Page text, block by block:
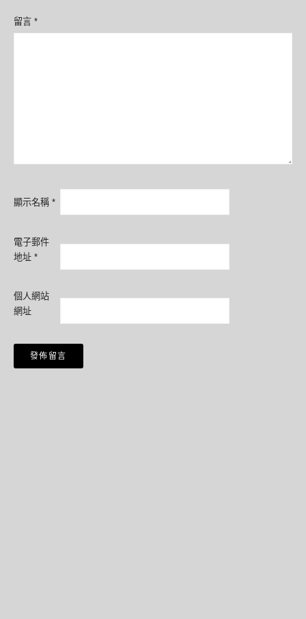
留言 *
顯示名稱 *
電子郵件
地址 *
個人網站
網址